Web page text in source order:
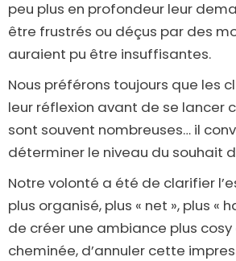
peu plus en profondeur leur
être frustrés ou déçus par des
auraient pu être insuffisantes.
Nous préférons toujours que les
leur réflexion avant de se lancer
sont souvent nombreuses… il
déterminer le niveau du souhait
Notre volonté a été de clarifier
plus organisé, plus « net », plus «
de créer une ambiance plus
cheminée, d’annuler cette